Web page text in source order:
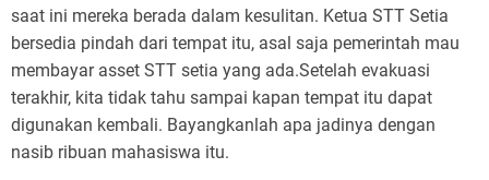
saat ini mereka berada dalam kesulitan. Ketua STT Setia
bersedia pindah dari tempat itu, asal saja pemerintah mau
membayar asset STT setia yang ada.Setelah evakuasi
terakhir, kita tidak tahu sampai kapan tempat itu dapat
digunakan kembali. Bayangkanlah apa jadinya dengan
nasib ribuan mahasiswa itu.